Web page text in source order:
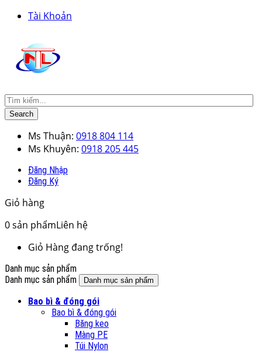
Tài Khoản
Search
Ms Thuận: 0918 804 114
Ms Khuyên: 0918 205 445
Đăng Nhập
Đăng Ký
Giỏ hàng
0sản phẩmLiên hệ
Giỏ Hàng đang trống!
Danh mục sản phẩm
Danh mục sản phẩm
Danh mục sản phẩm
Bao bì & đóng gói
Bao bì & đóng gói
Băng keo
Màng PE
Túi Nylon